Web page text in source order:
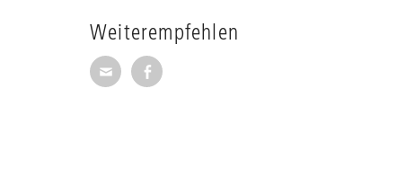
Webseite
Weiterempfehlen
Seite per E-Mail weiterempfehlen
Seite auf Facebook